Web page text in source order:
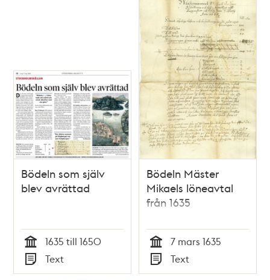
Bödeln som själv
blev avrättad
Tid
1635 till 1650
Typ
Text
Bödeln Mäster
Mikaels löneavtal
från 1635
Tid
7 mars 1635
Typ
Text